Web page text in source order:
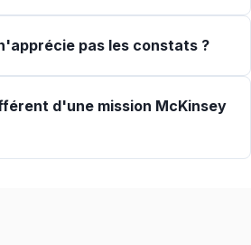
pas les constats ?
d'une mission McKinsey